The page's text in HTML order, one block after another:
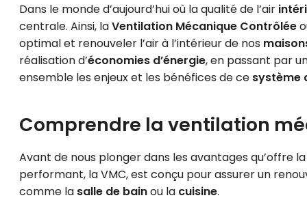
Dans le monde d’aujourd’hui où la qualité de l’air
centrale. Ainsi, laVentilation Mécanique Contrôlée
optimal et renouveler l’air à l’intérieur de nos
réalisation d’économies d’énergie, en passant par
ensemble les enjeux et les bénéfices de ce système
Comprendre la ventilation
Avant de nous plonger dans les avantages qu’offre
performant, la VMC, est conçu pour assurer un
comme la salle de bainou la cuisine.